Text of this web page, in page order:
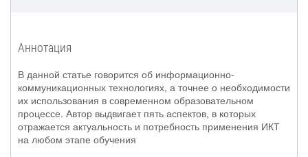
Аннотация
В данной статье говорится об информационно-
коммуникационных технологиях, а точнее о необходимости
их использования в современном образовательном
процессе. Автор выдвигает пять аспектов, в которых
отражается актуальность и потребность применения ИКТ
на любом этапе обучения